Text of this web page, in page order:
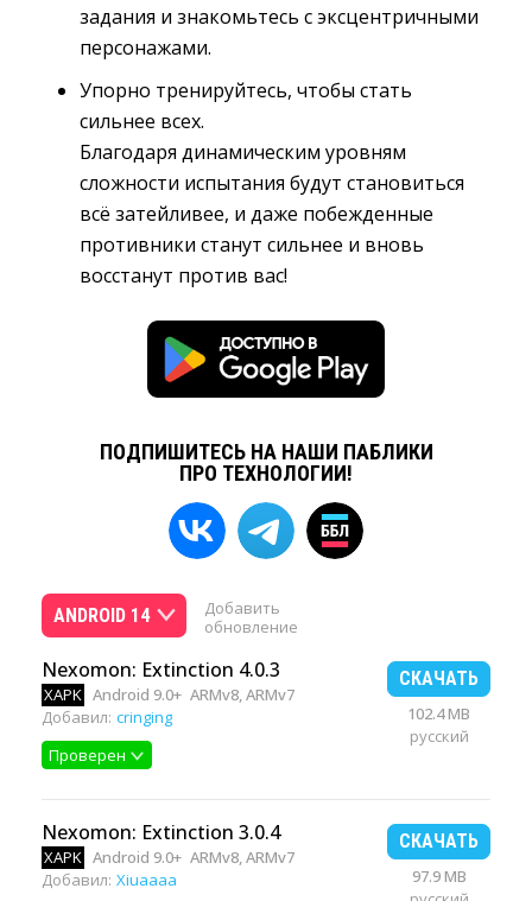
задания и знакомьтесь с эксцентричными
персонажами.
Упорно тренируйтесь, чтобы стать
сильнее всех.
Благодаря динамическим уровням
сложности испытания будут становиться
всё затейливее, и даже побежденные
противники станут сильнее и вновь
восстанут против вас!
ПОДПИШИТЕСЬ НА НАШИ ПАБЛИКИ
ПРО ТЕХНОЛОГИИ!
ANDROID 14
Добавить
обновление
Nexomon: Extinction 4.0.3
XAPK Android 9.0+ ARMv8, ARMv7
Добавил: cringing
Проверен
СКАЧАТЬ
102.4 MB
русский
Nexomon: Extinction 3.0.4
XAPK Android 9.0+ ARMv8, ARMv7
Добавил: Xiuaaaa
СКАЧАТЬ
97.9 MB